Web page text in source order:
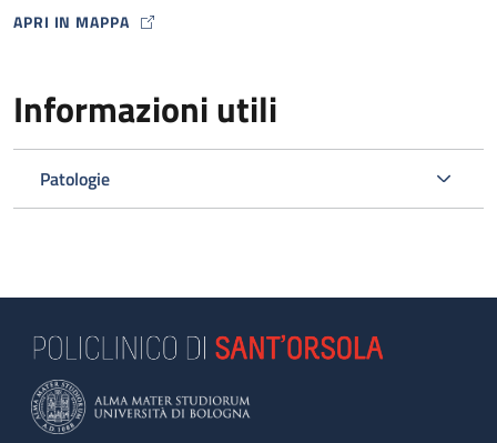
APRI IN MAPPA
MAP ICON
Informazioni utili
Patologie